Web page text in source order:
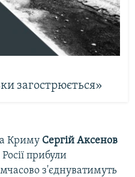
загострюється»
Криму Сергій Аксенов
прибули
з'єднуватимуть